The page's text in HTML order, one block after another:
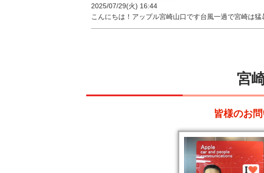
2025/07/29(火) 16:44
こんにちは！アップル宮崎山口です台風一過で宮崎は猛
宮
皆様のお